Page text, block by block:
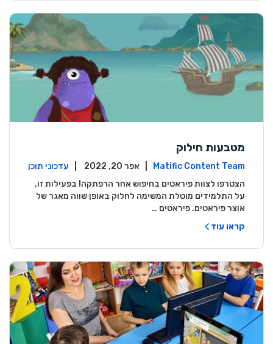
מטבעות חילוק
Matific Content Team
עדכוני תוכן
הצטרפו לצוות פיראטים בחיפוש אחר הרפתקה! בפעילות זו,
על התלמידים מוטלת המשימה לחלוק באופן שווה מאגר של
אוצר פיראטים. פיראטים …
קראו עוד